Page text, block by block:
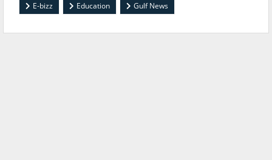
E-bizz
Education Gulf News